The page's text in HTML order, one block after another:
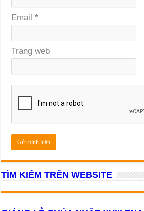
Email*
Trang web
TÌM KIẾM TRÊN WEBSITE